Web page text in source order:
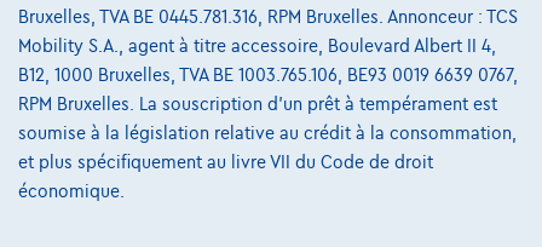
Style | 1.5 tsi 150 cv | carplay | toit ouvrant | camera arr
07/2025
20.000 km Essence
Automatique
110 kW ( 150 CV )
€28.590 1 ✓TVA déductible
€441,04
Bruxelles, TVA BE 0445.781.316, RPM Bruxelles. Annonceur : TCS
Mobility S.A., agent à titre accessoire, Boulevard Albert II 4,
B12, 1000 Bruxelles, TVA BE 1003.765.106, BE93 0019 6639 0767,
RPM Bruxelles. La souscription d'un prêt à tempérament est
soumise à la législation relative au crédit à la consommation,
et plus spécifiquement au livre VII du Code de droit
économique.